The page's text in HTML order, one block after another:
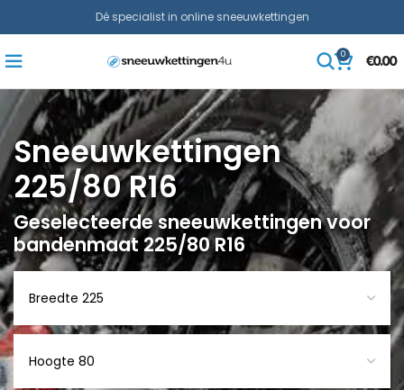
Dé specialist in online sneeuwkettingen
0
€0.00
Sneeuwkettingen
225/80 R16
Geselecteerde sneeuwkettingen voor
bandenmaat 225/80 R16